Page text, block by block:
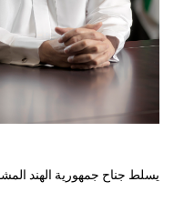
يسلط جناح جمهورية الهند